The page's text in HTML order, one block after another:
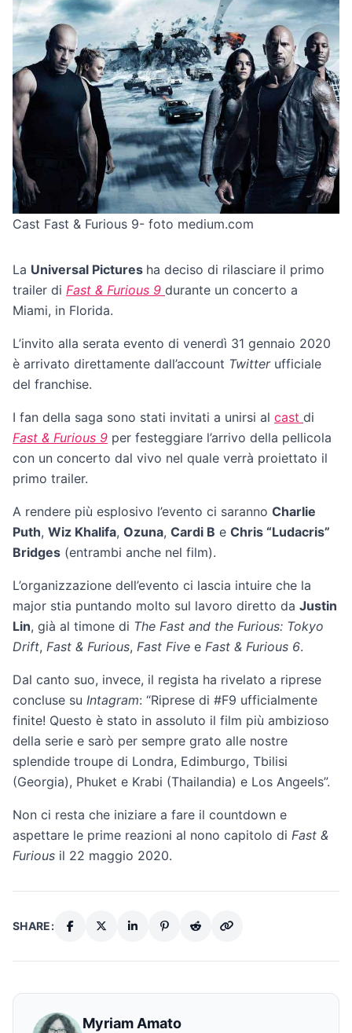
Cast Fast & Furious 9- foto medium.com
La Universal Pictures ha deciso di rilasciare il primo
trailer di Fast & Furious 9 durante un concerto a
Miami, in Florida.
L’invito alla serata evento di venerdì 31 gennaio 2020
è arrivato direttamente dall’account Twitterufficiale
del franchise.
I fan della saga sono stati invitati a unirsi al cast di
Fast & Furious 9 per festeggiare l’arrivo della pellicola
con un concerto dal vivo nel quale verrà proiettato il
primo trailer.
A rendere più esplosivo l’evento ci saranno Charlie
Puth, Wiz Khalifa, Ozuna, Cardi B e Chris “Ludacris”
Bridges (entrambi anche nel film).
L’organizzazione dell’evento ci lascia intuire che la
major stia puntando molto sul lavoro diretto da Justin
Lin, già al timone di The Fast and the Furious: Tokyo
Drift, Fast & Furious, Fast Five e Fast & Furious 6.
Dal canto suo, invece, il regista ha rivelato a riprese
concluse su Intagram: “Riprese di #F9 ufficialmente
finite! Questo è stato in assoluto il film più ambizioso
della serie e sarò per sempre grato alle nostre
splendide troupe di Londra, Edimburgo, Tbilisi
(Georgia), Phuket e Krabi (Thailandia) e Los Angeels”.
Non ci resta che iniziare a fare il countdown e
aspettare le prime reazioni al nono capitolo di Fast &
Furious il 22 maggio 2020.
SHARE:
Myriam Amato